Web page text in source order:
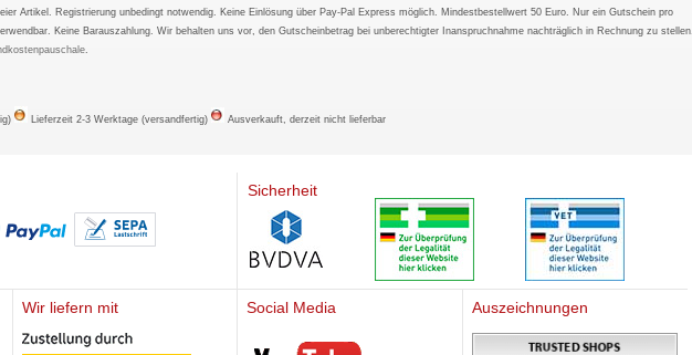
Artikel. Registrierung unbedingt notwendig. Keine Einlösung über Pay-Pal Express möglich. Mindestbestellwert 50 Euro. Nur ein Gutschein pro
Keine Barauszahlung. Wir behalten uns vor, den Gutscheinbetrag bei unberechtigter Inanspruchnahme nachträglich in Rechnung zu stellen.
Lieferzeit 2-3 Werktage (versandfertig) Ausverkauft, derzeit nicht lieferbar
Sicherheit
Wir liefern mit Social Media
Mediherz
Auszeichnungen